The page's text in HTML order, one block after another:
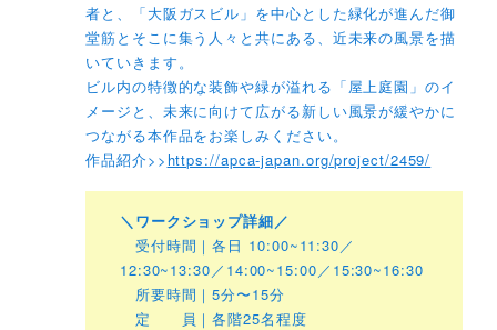
者と、「大阪ガスビル」を中心とした緑化が進んだ御
堂筋とそこに集う人々と共にある、近未来の風景を描
いていきます。
ビル内の特徴的な装飾や緑が溢れる「屋上庭園」のイ
メージと、未来に向けて広がる新しい風景が緩やかに
つながる本作品をお楽しみください。
作品紹介>> https://apca-japan.org/project/2459/
＼ワークショップ詳細／
受付時間｜各日 10:00~11:30／
12:30~13:30／14:00~15:00／15:30~16:30
所要時間｜5分〜15分
定 員｜各階25名程度